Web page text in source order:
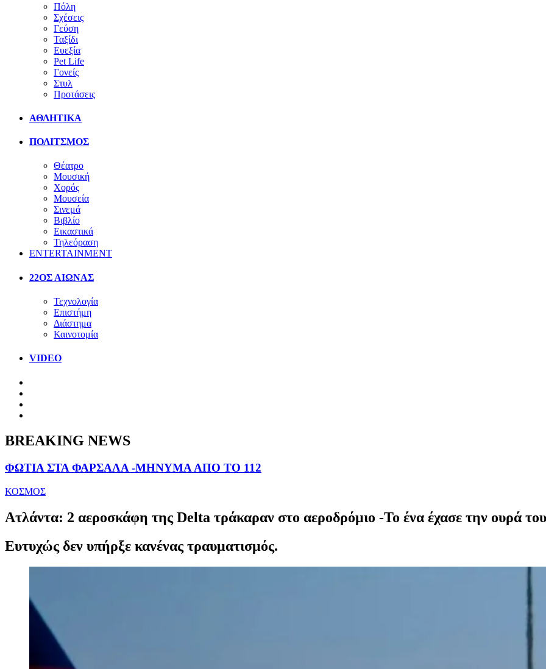
Πόλη
Σχέσεις
Γεύση
Ταξίδι
Ευεξία
Pet Life
Γονείς
Στυλ
Προτάσεις
ΑΘΛΗΤΙΚΑ
ΠΟΛΙΤΣΜΟΣ
Θέατρο
Μουσική
Χορός
Μουσεία
Σινεμά
Βιβλίο
Εικαστικά
Τηλεόραση
ENTERTAINMENT
22ΟΣ ΑΙΩΝΑΣ
Τεχνολογία
Επιστήμη
Διάστημα
Καινοτομία
VIDEO
BREAKING NEWS
ΦΩΤΙΑ ΣΤΑ ΦΑΡΣΑΛΑ -ΜΗΝΥΜΑ ΑΠΟ ΤΟ 112
ΚΟΣΜΟΣ
Ατλάντα: 2 αεροσκάφη της Delta τράκαραν στο αεροδρόμιο -Το ένα έχασε την ουρά του
Ευτυχώς δεν υπήρξε κανένας τραυματισμός.